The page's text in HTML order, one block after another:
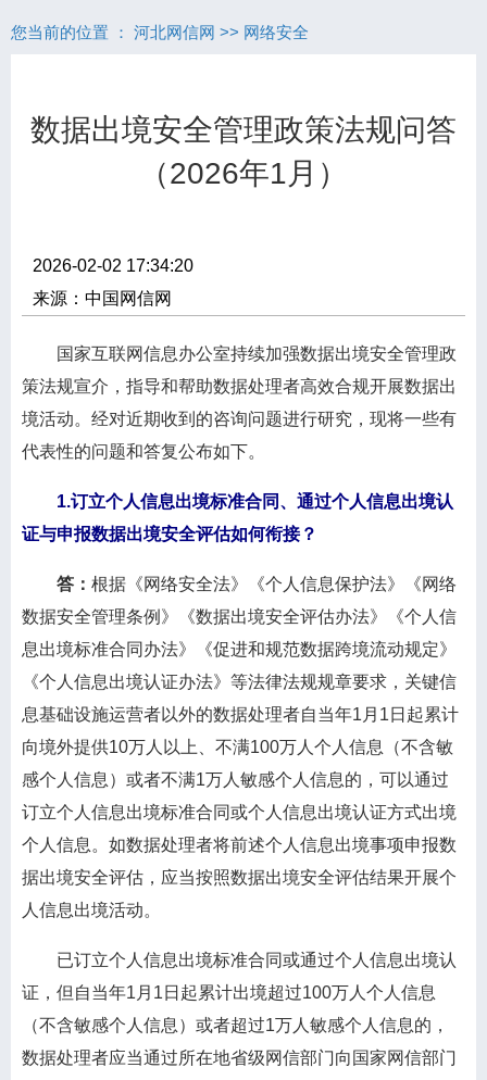
您当前的位置 ： 河北网信网 >> 网络安全
数据出境安全管理政策法规问答
（2026年1月）
2026-02-02 17:34:20
来源：中国网信网
国家互联网信息办公室持续加强数据出境安全管理政
策法规宣介，指导和帮助数据处理者高效合规开展数据出
境活动。经对近期收到的咨询问题进行研究，现将一些有
代表性的问题和答复公布如下。
1.订立个人信息出境标准合同、通过个人信息出境认
证与申报数据出境安全评估如何衔接？
答： 根据《网络安全法》《个人信息保护法》《网络
数据安全管理条例》《数据出境安全评估办法》《个人信
息出境标准合同办法》《促进和规范数据跨境流动规定》
《个人信息出境认证办法》等法律法规规章要求，关键信
息基础设施运营者以外的数据处理者自当年1月1日起累计
向境外提供10万人以上、不满100万人个人信息（不含敏
感个人信息）或者不满1万人敏感个人信息的，可以通过
订立个人信息出境标准合同或个人信息出境认证方式出境
个人信息。如数据处理者将前述个人信息出境事项申报数
据出境安全评估，应当按照数据出境安全评估结果开展个
人信息出境活动。
已订立个人信息出境标准合同或通过个人信息出境认
证，但自当年1月1日起累计出境超过100万人个人信息
（不含敏感个人信息）或者超过1万人敏感个人信息的，
数据处理者应当通过所在地省级网信部门向国家网信部门